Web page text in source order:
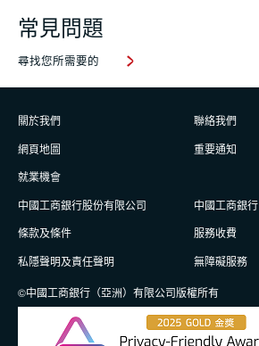
常見問題
尋找您所需要的
關於我們
聯絡我們
網頁地圖
重要通知
就業機會
中國工商銀行股份有限公司
中國工商銀行
條款及條件
服務收費
私隱聲明及責任聲明
無障礙服務
©中國工商銀行（亞洲）有限公司版權所有